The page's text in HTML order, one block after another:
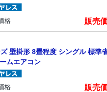
格 販売
壁掛形 8畳程度 シングル 標準
ムエアコン
格 販売